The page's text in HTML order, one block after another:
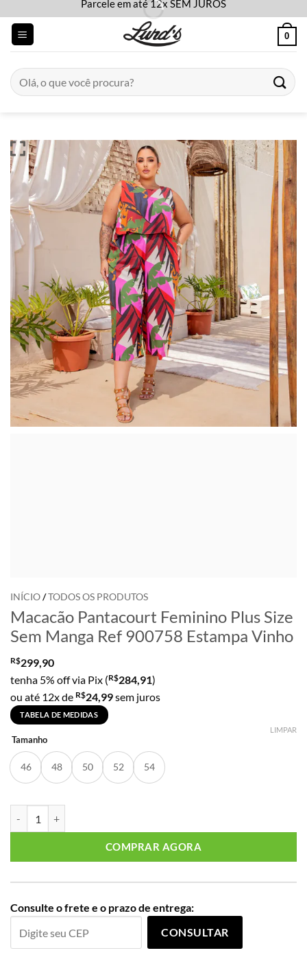
content
Parcele em até 12x SEM JUROS
0
Pesquisar
por:
INÍCIO/TODOS OS PRODUTOS
Macacão Pantacourt Feminino Plus Size
Sem Manga Ref 900758 Estampa Vinho
R$299,90
tenha 5% off via Pix (R$284,91)
ou até 12x de R$24,99sem juros
TABELA DE MEDIDAS
Tamanho
46 48 50 52 54
LIMPAR
COMPRAR AGORA
Consulte o frete e o prazo de entrega:
CONSULTAR